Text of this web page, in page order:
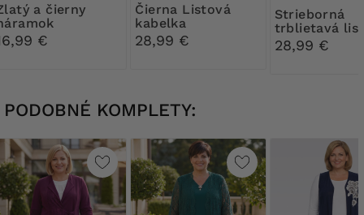
€
Čierna Listová
kabelka
28,99 €
Strieborná
trblietavá
kabelka
28,99 €
PODOBNÉ KOMPLETY: